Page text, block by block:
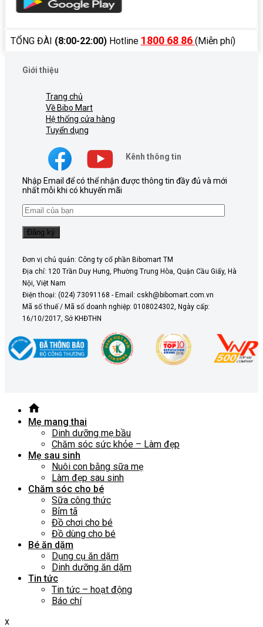
TỔNG ĐÀI (8:00-22:00)Hotline 1800 68 86 (Miễn phí)
Giới thiệu
Trang chủ
Về Bibo Mart
Hệ thống cửa hàng
Tuyển dụng
Kênh thông tin
Nhập Email để có thể nhận được thông tin đầy đủ và mới
nhất mỗi khi có khuyến mãi
Đơn vị chủ quản: Công ty cổ phần Bibomart TM
Địa chỉ: 120 Trần Duy Hưng, Phường Trung Hòa, Quận Cầu Giấy, Hà
Nội, Việt Nam
Điện thoại: (024) 73091168 - Email: cskh@bibomart.com.vn
Mã số thuế / Mã số doanh nghiệp: 0108024302, Ngày cấp:
16/10/2017, Sở KHĐTHN
Mẹ mang thai
Dinh dưỡng mẹ bầu
Chăm sóc sức khỏe – Làm đẹp
Mẹ sau sinh
Nuôi con bằng sữa mẹ
Làm đẹp sau sinh
Chăm sóc cho bé
Sữa công thức
Bỉm tã
Đồ chơi cho bé
Đồ dùng cho bé
Bé ăn dặm
Dụng cụ ăn dặm
Dinh dưỡng ăn dặm
Tin tức
Tin tức – hoạt động
Báo chí
x